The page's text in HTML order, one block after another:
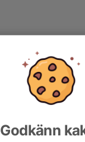
Assisterande
Godkänn